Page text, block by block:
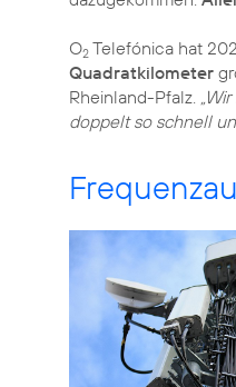
O2 Telefónica hat
Quadratkilometer
Rheinland-Pfalz.
doppelt so schnell